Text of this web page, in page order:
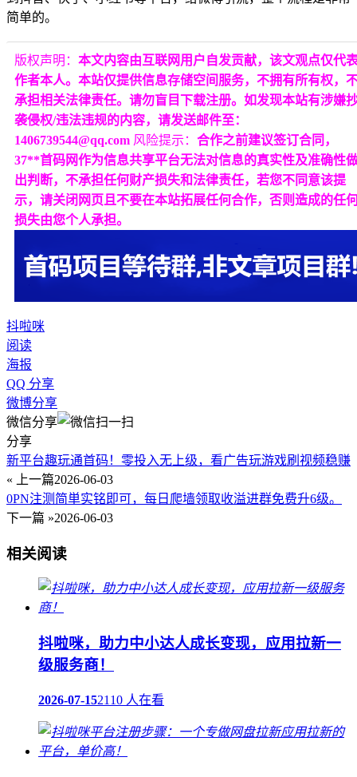
简单的。
版权声明： 本文内容由互联网用户自发贡献，该文观点仅代
作者本人。本站仅提供信息存储空间服务，不拥有所有权，
承担相关法律责任。请勿盲目下载注册。如发现本站有涉嫌
袭侵权/违法违规的内容，请发送邮件至：
1406739544@qq.com 风险提示： 合作之前建议签订合同，
37**首码网作为信息共享平台无法对信息的真实性及准确性
出判断，不承担任何财产损失和法律责任，若您不同意该提
示，请关闭网页且不要在本站拓展任何合作，否则造成的任
损失由您个人承担。
抖啦咪
阅读
海报
QQ 分享
微博分享
微信分享
分享
新平台趣玩通首码！零投入无上级，看广告玩游戏刷视频稳赚
« 上一篇2026-06-03
0PN注测简単实铭即可，每日爬墙领取收溢进群免费升6级。
下一篇 »2026-06-03
相关阅读
抖啦咪，助力中小达人成长变现，应用拉新一
级服务商！
2026-07-152110 人在看